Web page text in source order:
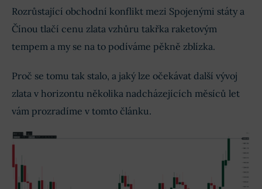
Rozrůstající obchodní konflikt mezi Spojenými státy a
Čínou tlačí cenu zlata vzhůru takřka raketovým
tempem a my se na to podíváme pěkně zblízka.
Proč se tomu tak stalo, a jaký lze očekávat další vývoj
zlata v horizontu několika nadcházejících měsíců let
vám prozradíme v tomto článku.